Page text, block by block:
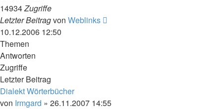
14934Zugriffe
Letzter Beitragvon Weblinks
10.12.2006 12:50
Themen
Antworten
Zugriffe
Letzter Beitrag
Dialekt Wörterbücher
von Irmgard » 26.11.2007 14:55